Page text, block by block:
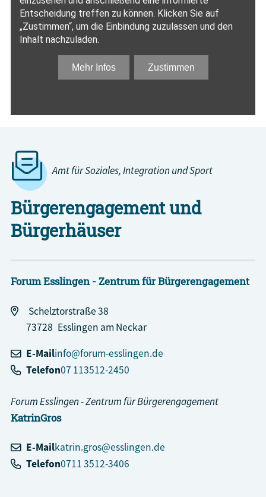
Amt für Soziales, Integration und Sport
Bürgerengagement und
Bürgerhäuser
Forum Esslingen - Zentrum für Bürgerengagement
Schelztorstraße 38
73728 Esslingen am Neckar
E-Mailinfo@forum-esslingen.de
Telefon07 113512-2450
KatrinGros
Forum Esslingen - Zentrum für Bürgerengagement
E-Mailkatrin.gros@esslingen.de
Telefon0711 3512-3406